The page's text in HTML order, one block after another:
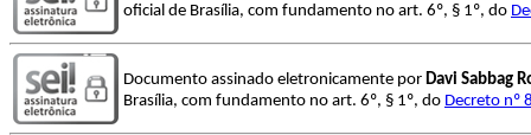
oficial de Brasília, com fundamento no art. 6º, § 1º, do
Documento assinado eletronicamente por Davi Sabbag
Brasília, com fundamento no art. 6º, § 1º, do Decreto nº